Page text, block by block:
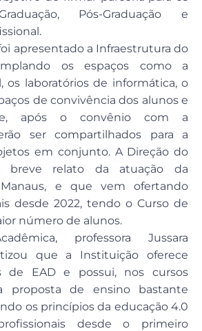
Pós-Graduação e
apresentado a Infraestrutura do
os espaços como a
os laboratórios de informática, o
de convivência dos alunos e
após o convênio com a
ser compartilhados para a
em conjunto. A Direção do
breve relato da atuação da
e que vem ofertando
desde 2022, tendo o Curso de
número de alunos.
professora Jussara
que a Instituição oferece
de EAD e possui, nos cursos
proposta de ensino bastante
os princípios da educação 4.0
desde o primeiro